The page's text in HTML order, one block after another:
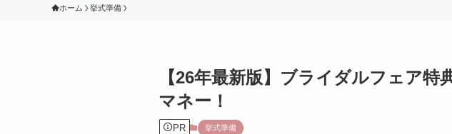
ホーム 挙式準備
【26年最新版】ブライダルフェア
マネー！
PR 挙式準備